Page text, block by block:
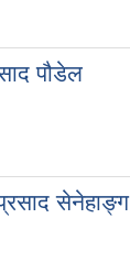
पौडेल
सेनेहाङ्ग